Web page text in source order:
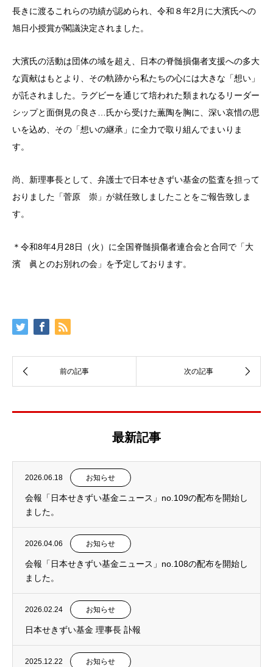
長きに渡るこれらの功績が認められ、令和８年2月に大濱氏への
旭日小授賞が閣議決定されました。
大濱氏の活動は団体の域を超え、日本の脊髄損傷者支援への多大
な貢献はもとより、その軌跡から私たちの心には大きな「想い」
が託されました。 ラグビーを通じて培われた類まれなるリーダー
シップと面倒見の良さ
氏から受けた薫陶を胸に、深い哀惜の思
いを込め、その「想いの継承」に全力で取り組んでまいりま
す。
尚、新理事長として、弁護士で日本せきずい基金の監査を担って
おりました「菅原 崇」が就任致しましたことをご報告致しま
す。
＊ 令和8年4月 28日（火）に全国脊髄損傷者連合会と合同で 「大
濱 眞とのお別れの会 」 を予定しております。
最新記事
2026.06.18 お知らせ
会報「日本せきずい基金ニュース」no.109の配布を開始し
ました。
2026.04.06 お知らせ
会報「日本せきずい基金ニュース」no.108の配布を開始し
ました。
2026.02.24 お知らせ
日本せきずい基金 理事長 訃報
2025.12.22 お知らせ